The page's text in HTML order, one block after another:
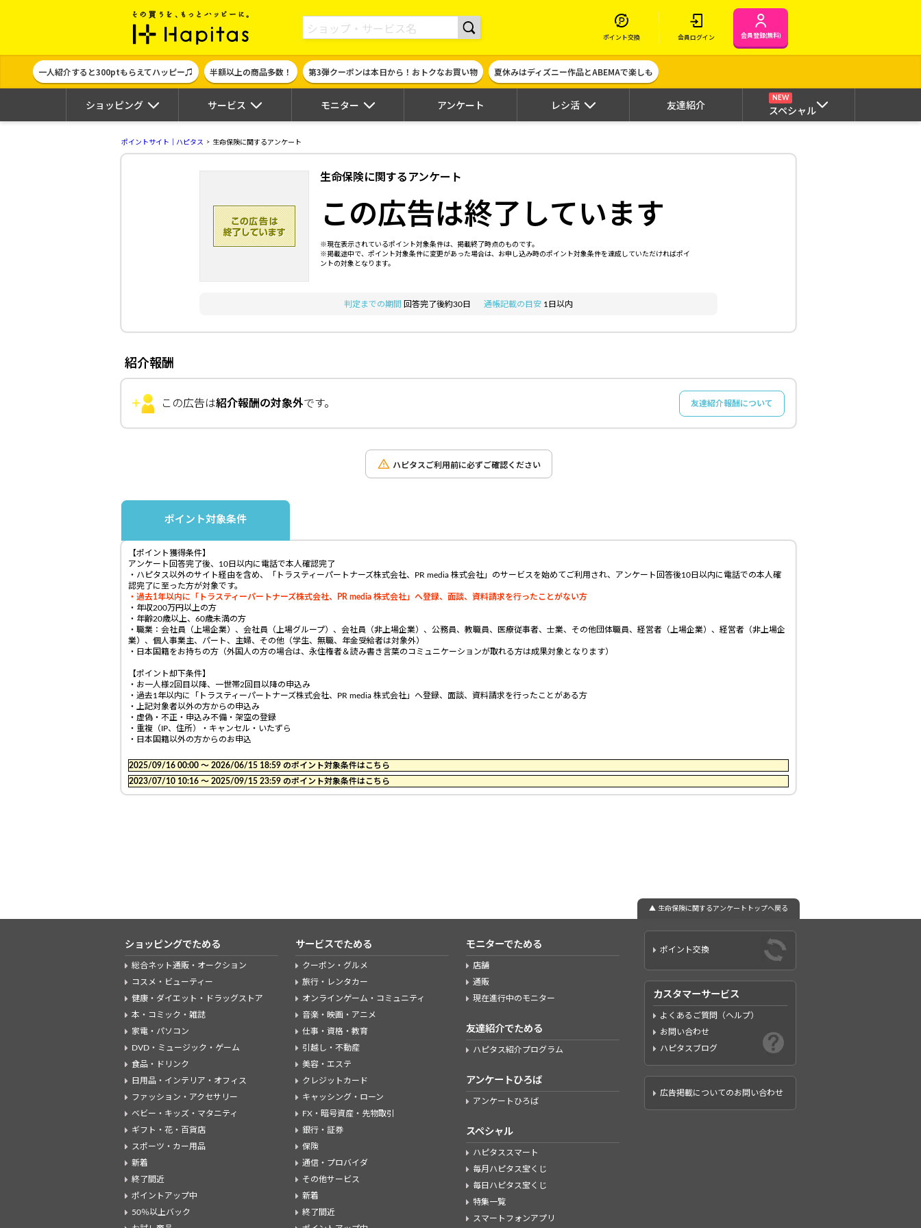
ポイント貯めて現金やギフト券に交換できるポイントサイト | ハピタス
ポイント交換 会員ログイン 会員登録(無料)
一人紹介すると300ptもらえてハッピー♫ 半額以上の商品多数！ 第3弾クーポンは本日から！おトクなお買い物 夏休みはディズニー作品とABEMAで楽しも
ショッピング サービス モニター アンケート レシ活 友達紹介
NEW
スペシャル
ポイントサイト｜ハピタス 生命保険に関するアンケート
生命保険に関するアンケート
この広告は終了しています
※現在表示されているポイント対象条件は、掲載終了時点のものです。
※掲載途中で、ポイント対象条件に変更があった場合は、お申し込み時のポイント対象条件を達成していただければポイ
ントの対象となります。
判定までの期間 回答完了後約30日 通帳記載の目安 1日以内
紹介報酬
この広告は紹介報酬の対象外です。 友達紹介報酬について
ハピタスご利用前に必ずご確認ください
ポイント対象条件
【ポイント獲得条件】
アンケート回答完了後、10日以内に電話で本人確認完了
・ハピタス以外のサイト経由を含め、「トラスティーパートナーズ株式会社、PR media 株式会社」のサービスを始めてご利用され、アンケート回答後10日以内に電話での本人確
認完了に至った方が対象です。
・過去1年以内に「トラスティーパートナーズ株式会社、PR media 株式会社」へ登録、面談、資料請求を行ったことがない方
・年収200万円以上の方
・年齢20歳以上、60歳未満の方
・職業：会社員（上場企業）、会社員（上場グループ）、会社員（非上場企業）、公務員、教職員、医療従事者、士業、その他団体職員、経営者（上場企業）、経営者（非上場企
業）、個人事業主、パート、主婦、その他（学生、無職、年金受給者は対象外）
・日本国籍をお持ちの方（外国人の方の場合は、永住権者＆読み書き言葉のコミュニケーションが取れる方は成果対象となります）
【ポイント却下条件】
・お一人様2回目以降、一世帯2回目以降の申込み
・過去1年以内に「トラスティーパートナーズ株式会社、PR media 株式会社」へ登録、面談、資料請求を行ったことがある方
・上記対象者以外の方からの申込み
・虚偽・不正・申込み不備・架空の登録
・重複（IP、住所）・キャンセル・いたずら
・日本国籍以外の方からのお申込
2025/09/16 00:00 〜 2026/06/15 18:59 のポイント対象条件はこちら
2023/07/10 10:16 〜 2025/09/15 23:59 のポイント対象条件はこちら
▲ 生命保険に関するアンケートトップへ戻る
ショッピングでためる
総合ネット通販・オークション
コスメ・ビューティー
健康・ダイエット・ドラッグストア
本・コミック・雑誌
家電・パソコン
DVD・ミュージック・ゲーム
食品・ドリンク
日用品・インテリア・オフィス
ファッション・アクセサリー
ベビー・キッズ・マタニティ
ギフト・花・百貨店
スポーツ・カー用品
新着
終了間近
ポイントアップ中
50％以上バック
サービスでためる
クーポン・グルメ
旅行・レンタカー
オンラインゲーム・コミュニティ
音楽・映画・アニメ
仕事・資格・教育
引越し・不動産
美容・エステ
クレジットカード
キャッシング・ローン
FX・暗号資産・先物取引
銀行・証券
保険
通信・プロバイダ
その他サービス
新着
終了間近
モニターでためる
店舗
通販
現在進行中のモニター
友達紹介でためる
ハピタス紹介プログラム
アンケートひろば
アンケートひろば
スペシャル
ハピタススマート
毎月ハピタス宝くじ
毎日ハピタス宝くじ
特集一覧
スマートフォンアプリ
ポイント交換
カスタマーサービス
よくあるご質問（ヘルプ）
お問い合わせ
ハピタスブログ
広告掲載についてのお問い合わせ